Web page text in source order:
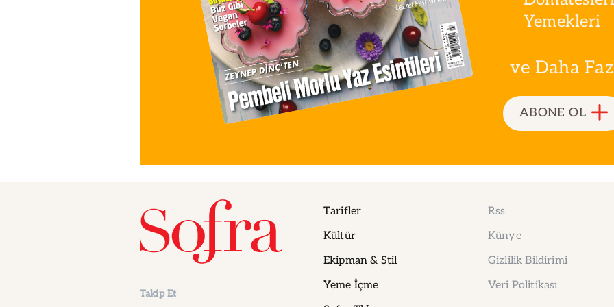
Yemekleri
ve Daha
ABONE OL
Takip Et
Tarifler
Kültür
Ekipman & Stil
Yeme İçme
Rss
Künye
Gizlilik Bildirimi
Veri Politikası